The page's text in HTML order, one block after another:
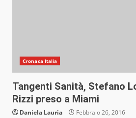
Cronaca Italia
Tangenti Sanità, Stefano
Rizzi preso a Miami
Daniela Lauria Febbraio 26, 2016